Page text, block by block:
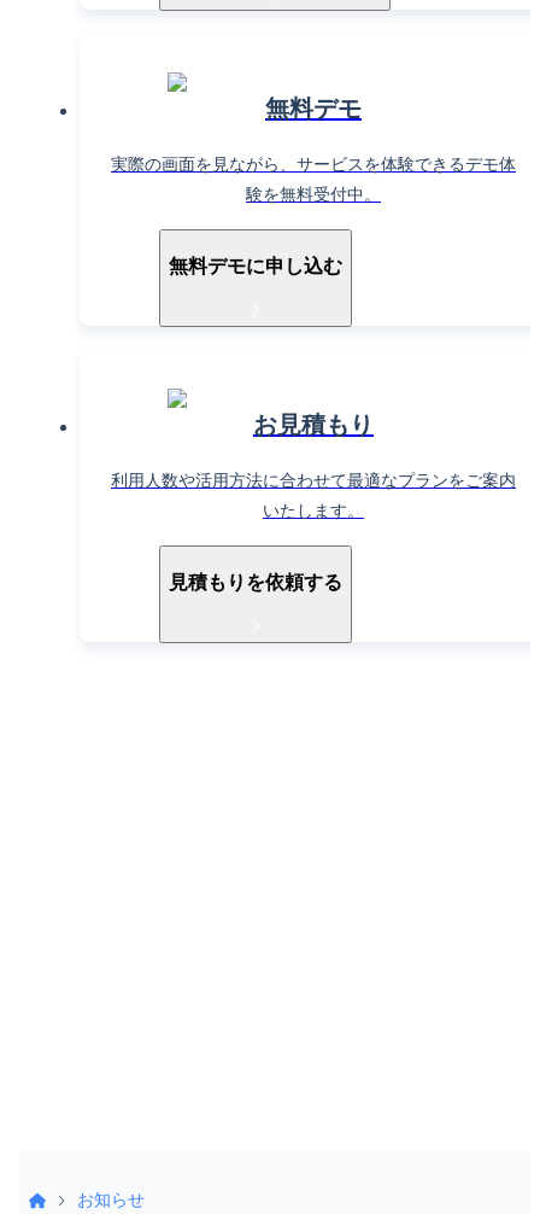
無料デモ
実際の画面を見ながら、サービスを体験できるデモ体
験を無料受付中。
無料デモに申し込む
お見積もり
利用人数や活用方法に合わせて最適なプランをご案内
いたします。
見積もりを依頼する
お知らせ